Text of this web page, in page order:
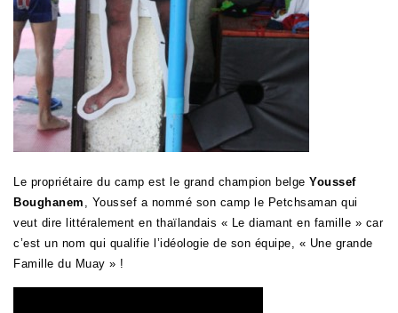
Le propriétaire du camp est le grand champion belge Youssef
Boughanem , Youssef a nommé son camp le Petchsaman qui
veut dire littéralement en thaïlandais « Le diamant en famille » car
c’est un nom qui qualifie l’idéologie de son équipe, « Une grande
Famille du Muay » !